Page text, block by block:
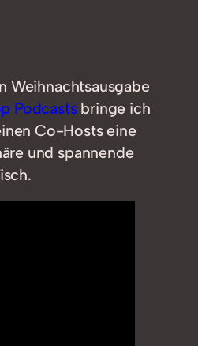
Weihnachtsausgabe
Podcastsbringe ich
Co-Hosts eine
und spannende